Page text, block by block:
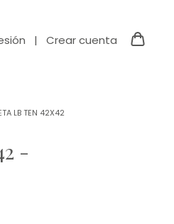
| Crear cuenta
LB TEN 42X42
-